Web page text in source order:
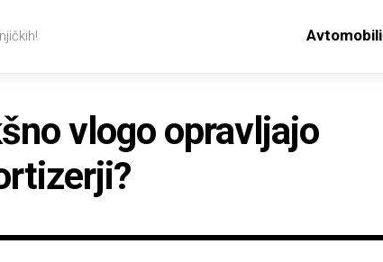
Avtomobili
vlogo opravljajo